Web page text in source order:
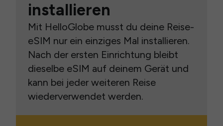
installieren
Mit HelloGlobe musst du deine Reise-
eSIM nur ein einziges Mal installieren.
Nach der ersten Einrichtung bleibt
dieselbe eSIM auf deinem Gerät und
kann bei jeder weiteren Reise
wiederverwendet werden.